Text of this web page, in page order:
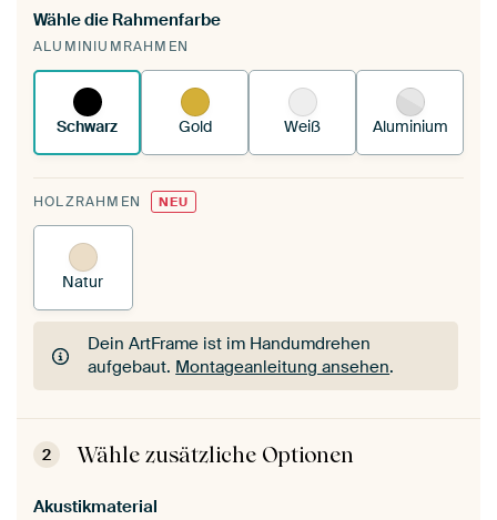
Du spannst einen wechselbaren Textiltuch in
deinen vorhandenen ArtFrame™.
funktioniert es.
Wähle die Rahmenfarbe
ALUMINIUMRAHMEN
Schwarz Gold Weiß Aluminium
HOLZRAHMEN NEU
Natur
Dein ArtFrame ist im Handumdrehen
aufgebaut. Montageanleitung ansehen.
Dein ArtFrame ist im Handumdrehen
aufgebaut.Montageanleitung ansehen
2 Wähle zusätzliche Optionen
Akustikmaterial